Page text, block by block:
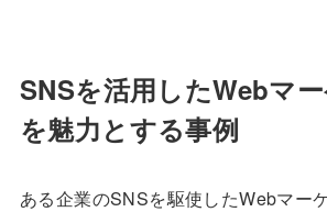
SNSを活用したWebマ
を魅力とする事例
ある企業のSNSを駆使したWebマー